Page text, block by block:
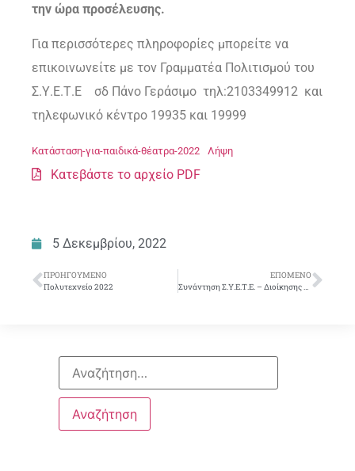
την ώρα προσέλευσης.
Για περισσότερες πληροφορίες μπορείτε να
επικοινωνείτε με τον Γραμματέα Πολιτισμού του
Σ.Υ.Ε.Τ.Ε σδ Πάνο Γεράσιμο τηλ:2103349912 και
τηλεφωνικό κέντρο 19935 και 19999
Κατάσταση-για-παιδικά-θέατρα-2022 Λήψη
Κατεβάστε το αρχείο PDF
5 Δεκεμβρίου, 2022
ΠΡΟΗΓΟΎΜΕΝΟ
Πολυτεχνείο 2022
ΕΠΌΜΕΝΟ
Συνάντηση Σ.Υ.Ε.Τ.Ε. – Διοίκησης για τον Κανονισμό Εργασίας